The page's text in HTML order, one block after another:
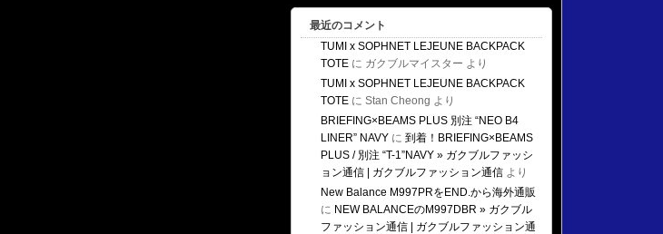
最近のコメント
TUMI x SOPHNET LEJEUNE BACKPACK
TOTE に ガクブルマイスター より
TUMI x SOPHNET LEJEUNE BACKPACK
TOTE に Stan Cheong より
BRIEFING×BEAMS PLUS 別注 “NEO B4
LINER” NAVY に 到着！BRIEFING×BEAMS
PLUS / 別注 “T-1”NAVY » ガクブルファッシ
ョン通信 | ガクブルファッション通信 より
New Balance M997PRをEND.から海外通販
に NEW BALANCEのM997DBR » ガクブル
ファッション通信 | ガクブルファッション通